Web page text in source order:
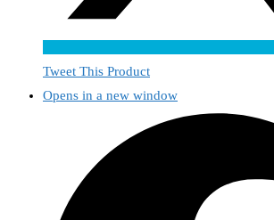
Tweet This Product
Opens in a new window